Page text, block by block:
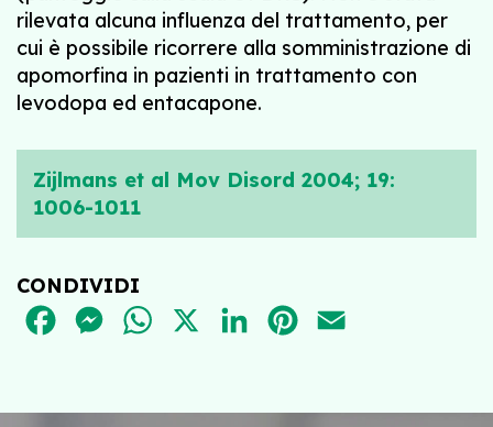
rilevata alcuna influenza del trattamento, per
cui è possibile ricorrere alla somministrazione di
apomorfina in pazienti in trattamento con
levodopa ed entacapone.
Zijlmans et al Mov Disord 2004; 19:
1006-1011
CONDIVIDI
FACEBOOKMESSENGER
WHATSAPPLINKEDINPINTEREST